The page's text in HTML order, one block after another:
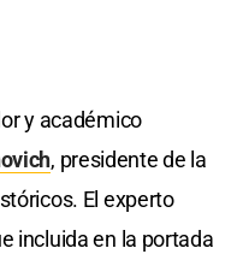
y académico
, presidente de la
El experto
incluida en la portada